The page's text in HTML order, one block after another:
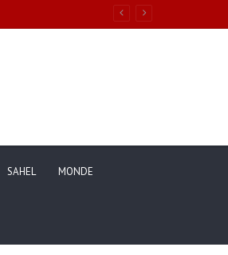
et 2025
SAHEL MONDE